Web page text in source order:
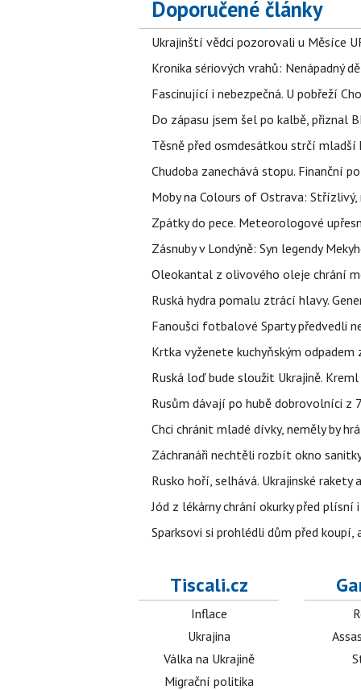
Doporučené články
Ukrajinští vědci pozorovali u Měsíce
Kronika sériových vrahů: Nenápadný
Fascinující i nebezpečná. U pobřeží
Do zápasu jsem šel po kalbě, přiznal
Těsně před osmdesátkou strčí mladší
Chudoba zanechává stopu. Finanční
Moby na Colours of Ostrava:
Zpátky do pece. Meteorologové
Zásnuby v Londýně: Syn legendy
Oleokantal z olivového oleje chrání
Ruská hydra pomalu ztrácí hlavy.
Fanoušci fotbalové Sparty předvedli
Krtka vyženete kuchyňským
Ruská loď bude sloužit Ukrajině.
Rusům dávají po hubě dobrovolníci z
Chci chránit mladé dívky, neměly by
Záchranáři nechtěli rozbít okno
Rusko hoří, selhává. Ukrajinské
Jód z lékárny chrání okurky před
Sparksovi si prohlédli dům před
Tiscali.cz
Inflace
Ukrajina
Válka na Ukrajině
Migrační politika